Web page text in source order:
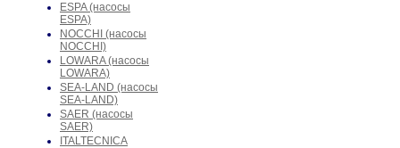
ESPA (насосы
ESPA)
NOCCHI (насосы
NOCCHI)
LOWARA (насосы
LOWARA)
SEA-LAND (насосы
SEA-LAND)
SAER (насосы
SAER)
ITALTECNICA